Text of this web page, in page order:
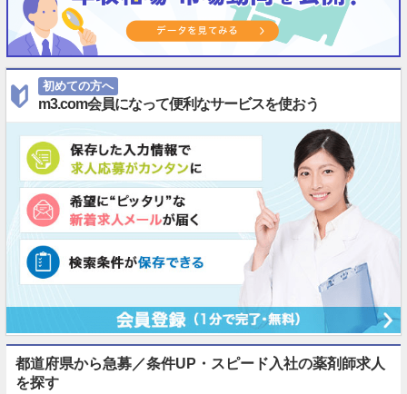
初めての方へ
m3.com会員になって便利なサービスを使おう
都道府県から急募／条件UP・スピード入社の薬剤師求人
を探す